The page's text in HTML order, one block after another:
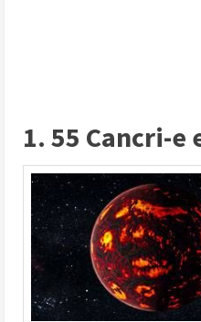
1. 55 Cancri-e